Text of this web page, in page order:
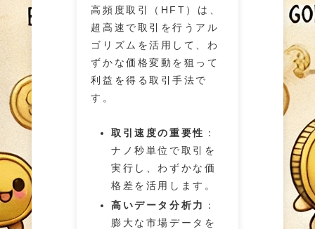
高頻度取引（HFT）は、
超高速で取引を行うアル
ゴリズムを活用して、わ
ずかな価格変動を狙って
利益を得る取引手法で
す。
取引速度の重要性 ：
ナノ秒単位で取引を
実行し、わずかな価
格差を活用します。
高いデータ分析力
：
膨大な市場データを